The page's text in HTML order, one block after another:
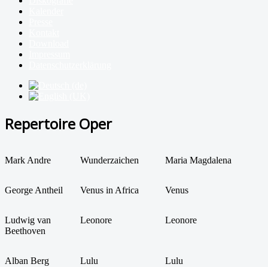
Repertoire Oper
Mark Andre Wunderzaichen Maria Magdalena
George Antheil Venus in Africa Venus
Ludwig van
Beethoven
Leonore Leonore
Alban Berg Lulu Lulu